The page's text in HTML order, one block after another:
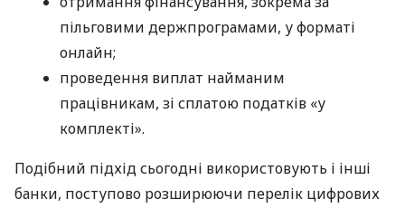
пільговими держпрограмами, у форматі
онлайн;
проведення виплат найманим
працівникам, зі сплатою податків «у
комплекті».
Подібний підхід сьогодні використовують і інші
банки, поступово розширюючи перелік цифрових